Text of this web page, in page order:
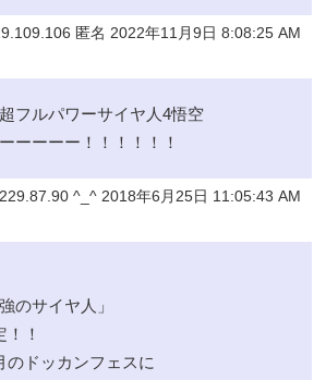
匿名 2022年11月9日 8:08:25 AM
フルパワーサイヤ人4悟空
ーーーー！！！！！！
^_^ 2018年6月25日 11:05:43 AM
のサイヤ人」
！
のドッカンフェスに